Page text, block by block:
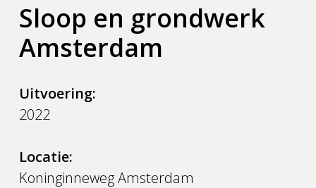
Sloop en grondwerk
Amsterdam
Uitvoering:
2022
Locatie:
Koninginneweg Amsterdam